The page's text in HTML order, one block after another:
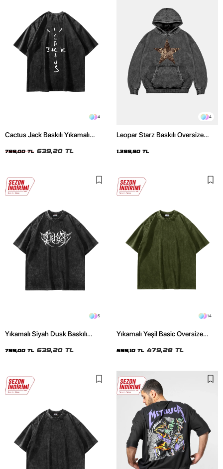
4
Cactus Jack Baskılı Yıkamalı
799,00 TL 639,20 TL
4
Leopar Starz Baskılı Oversize
Hoodie
1.399,90 TL
5
Yıkamalı Siyah Dusk Baskılı
799,00 TL 639,20 TL
14
Yıkamalı Yeşil Basic Oversize
599,10 TL 479,28 TL